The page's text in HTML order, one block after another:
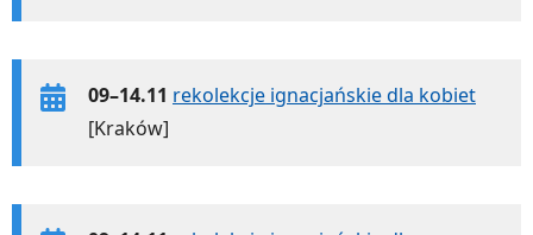
09–14.11 rekolekcje ignacjańskie dla kobiet
[Kraków]